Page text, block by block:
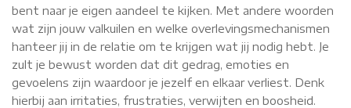
bent naar je eigen aandeel te kijken. Met andere woorden
wat zijn jouw valkuilen en welke overlevingsmechanismen
hanteer jij in de relatie om te krijgen wat jij nodig hebt. Je
zult je bewust worden dat dit gedrag, emoties en
gevoelens zijn waardoor je jezelf en elkaar verliest. Denk
hierbij aan irritaties, frustraties, verwijten en boosheid.